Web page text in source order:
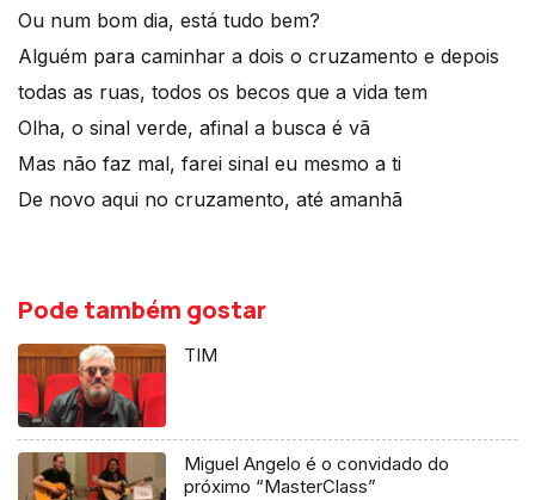
Ou num bom dia, está tudo bem?
Alguém para caminhar a dois o cruzamento e depois
todas as ruas, todos os becos que a vida tem
Olha, o sinal verde, afinal a busca é vã
Mas não faz mal, farei sinal eu mesmo a ti
De novo aqui no cruzamento, até amanhã
Pode também gostar
TIM
Miguel Angelo é o convidado do
próximo “MasterClass”